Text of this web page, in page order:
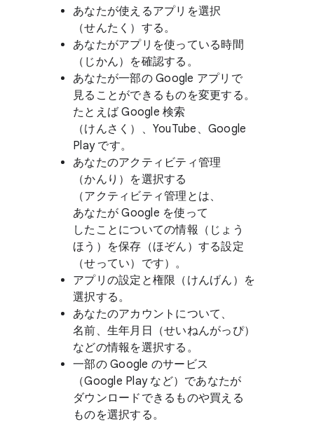
あなたが​使える​アプリを​選択​
（せんたく）する。
あなたが​アプリを​使っている​時間​
（じかん）を​確認する。
あなたが​一部の Google アプリで​
見る​ことができる​ものを​変更する。​
たとえば Google 検索​
（けんさく）、​YouTube、​Google
Play です。
あなたの​アクティビティ管理​
（かんり）を​選択する​
（アクティビティ管理とは、​
あなたが Google を​使って​
したことに​ついての​情報​（じょう​
ほう）を​保存​（ほぞん）​する​設定​
（せってい）です）。
アプリの​設定と​権限​（けん​げん）を​
選択する。
あなたの​アカウントに​ついて、​
名前、​生年月日​（せい​ねんがっぴ）
などの​情報を​選択する。
一部の Google の​サービス​
（Google Play など）であなたが​
ダウンロードできる​ものや​買える​
ものを​選択する。